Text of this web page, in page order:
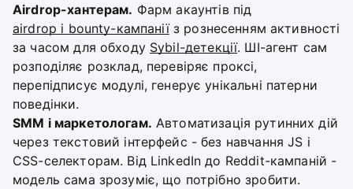
Airdrop-хантерам. Фарм акаунтів під
airdrop і bounty-кампаніїз рознесенням активності
за часом для обходу Sybil-детекції. ШІ-агент сам
розподіляє розклад, перевіряє проксі,
перепідписує модулі, генерує унікальні патерни
поведінки.
SMM і маркетологам. Автоматизація рутинних дій
через текстовий інтерфейс - без навчання JS і
CSS-селекторам. Від LinkedIn до Reddit-кампаній -
модель сама зрозуміє, що потрібно зробити.